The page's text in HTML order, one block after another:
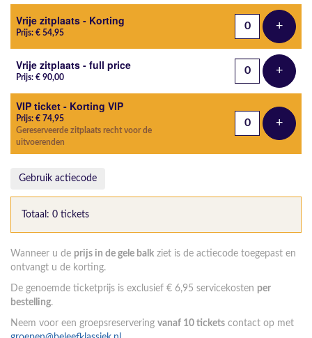
Aantal tickets
Vrije zitplaats - Korting
Prijs: € 54,95 +Voeg
Vrije zitplaats - full price
Prijs: € 90,00 +Voeg
VIP ticket - Korting VIP
Prijs: € 74,95
Gereserveerde zitplaats recht voor de
uitvoerenden
+Voeg
Gebruik actiecode
Totaal: 0 tickets
Wanneer u de prijs in de gele balk ziet is de actiecode toegepast en
ontvangt u de korting.
De genoemde ticketprijs is exclusief € 6,95 servicekosten per
bestelling.
Neem voor een groepsreservering vanaf 10 tickets contact op met